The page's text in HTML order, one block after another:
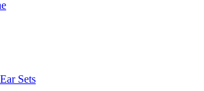
Sets